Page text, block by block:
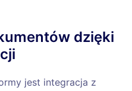
dzięki
jest integracja z